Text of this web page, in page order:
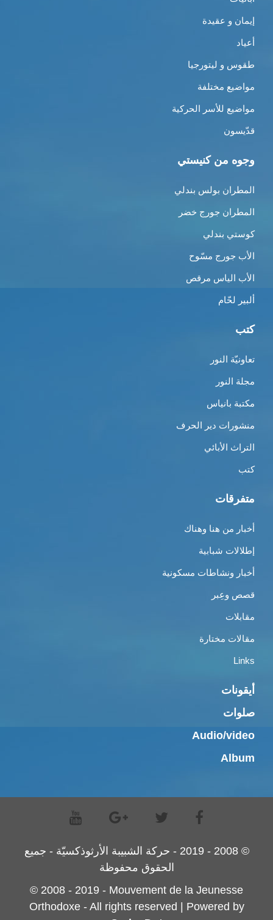
إيمان و عقيدة
أعياد
طقوس و ليتورجيا
مواضيع مختلفة
مواضيع للأسر الحركية
قدّيسون
وجوه من كنيستي
المطران بولس بندلي
المطران جورج خضر
كوستي بندلي
الأب جورج مسّوح
الأب الياس مرقص
ألبير لحّام
كتب
تعاونيّة النور
مجلة النور
مكتبة بانياس
منشورات دير الحرف
التراث الأبائي
كتب
متفرقات
أخبار من هنا وهناك
إطلالات شبابية
أخبار ونشاطات مسكونية
قصص وعِبر
مقابلات
مقالات مختارة
Links
أيقونات
صلوات
Audio/video
Album
© 2008 - 2019 - حركة الشبيبة الأرثوذكسيّة - جميع
الحقوق محفوظة
© 2008 - 2019 - Mouvement de la Jeunesse
Orthodoxe - All rights reserved | Powered by